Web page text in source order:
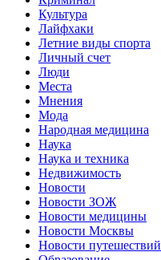
Культура
Лайфхаки
Летние виды спорта
Личный счет
Люди
Места
Мнения
Мода
Народная медицина
Наука
Наука и техника
Недвижимость
Новости
Новости ЗОЖ
Новости медицины
Новости Москвы
Новости путешествий